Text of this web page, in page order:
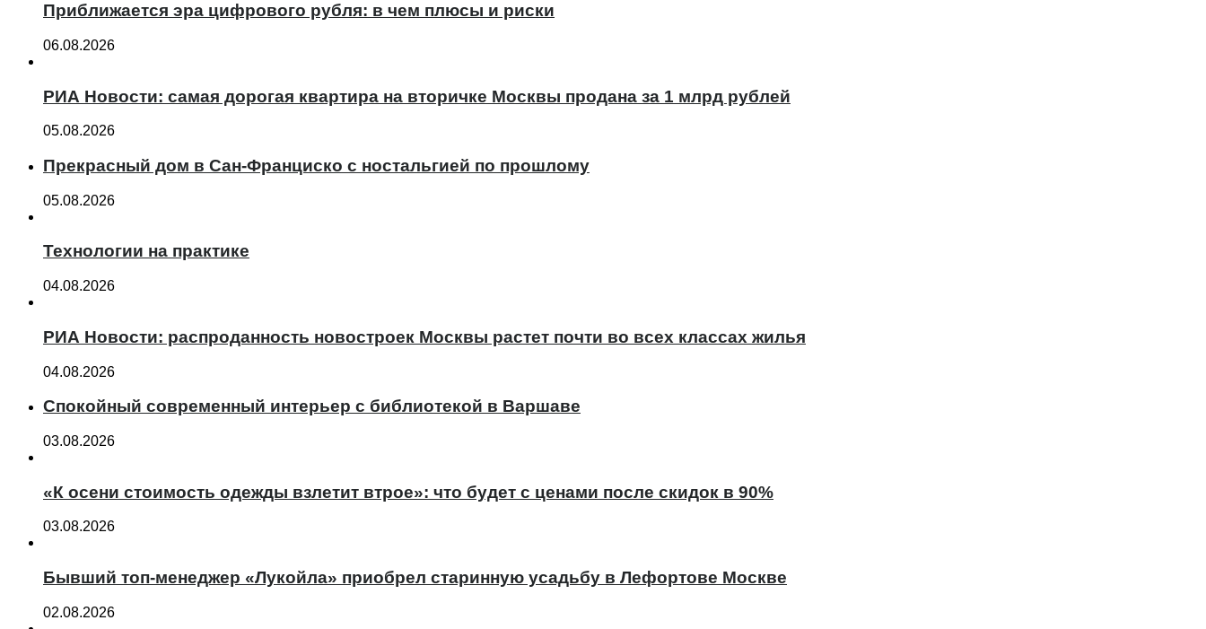
Приближается эра цифрового рубля: в чем плюсы и риски
06.08.2026
РИА Новости: самая дорогая квартира на вторичке Москвы продана за 1 млрд рублей
05.08.2026
Прекрасный дом в Сан-Франциско с ностальгией по прошлому
05.08.2026
Технологии на практике
04.08.2026
РИА Новости: распроданность новостроек Москвы растет почти во всех классах жилья
04.08.2026
Спокойный современный интерьер с библиотекой в Варшаве
03.08.2026
«К осени стоимость одежды взлетит втрое»: что будет с ценами после скидок в 90%
03.08.2026
Бывший топ-менеджер «Лукойла» приобрел старинную усадьбу в Лефортове Москве
02.08.2026